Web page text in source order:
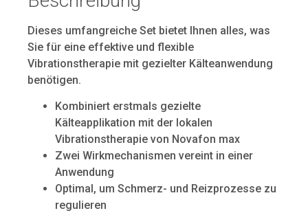
Dieses umfangreiche Set bietet Ihnen alles, was
Sie für eine effektive und flexible
Vibrationstherapie mit gezielter Kälteanwendung
benötigen.
Kombiniert erstmals gezielte
Kälteapplikation mit der lokalen
Vibrationstherapie von Novafon max
Zwei Wirkmechanismen vereint in einer
Anwendung
Optimal, um Schmerz- und Reizprozesse zu
regulieren